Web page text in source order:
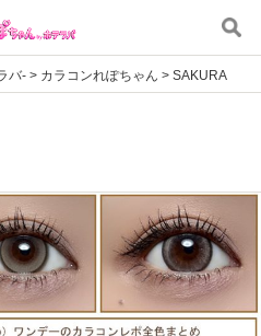
バ- > カラコンれぽちゃん >SAKURA